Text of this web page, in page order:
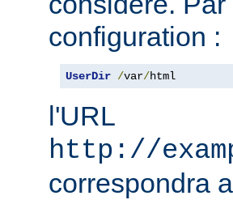
configuration :
UserDir /var/html
l'URL
http://
correspondra